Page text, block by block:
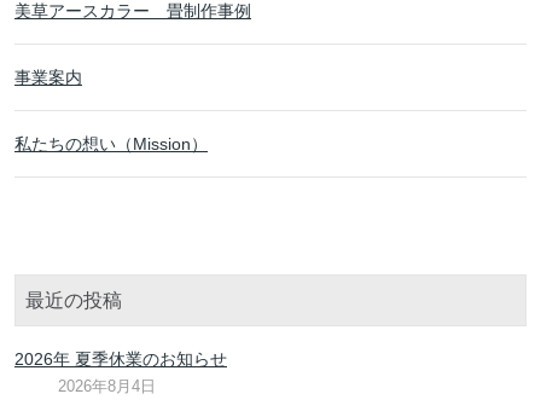
美草アースカラー 畳制作事例
事業案内
私たちの想い（Mission）
最近の投稿
2026年 夏季休業のお知らせ
2026年8月4日